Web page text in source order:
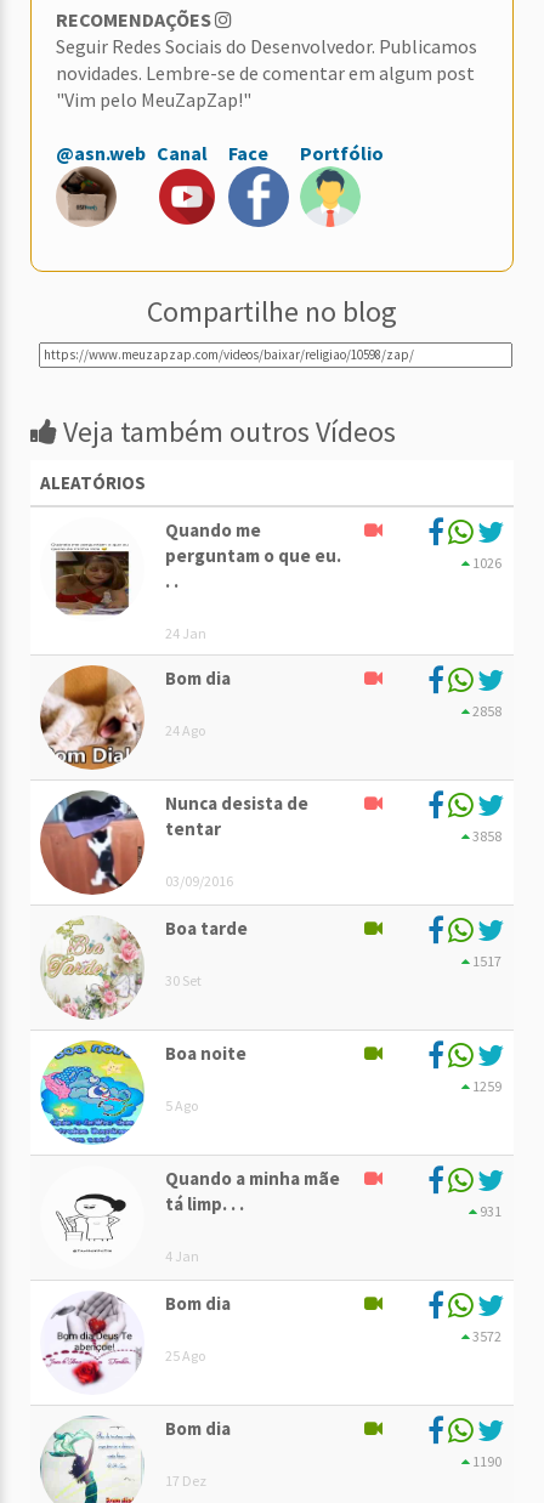
RECOMENDAÇÕES
Seguir Redes Sociais do Desenvolvedor. Publicamos
novidades. Lembre-se de comentar em algum post
"Vim pelo MeuZapZap!"
@asn.web Canal Face Portfólio
Compartilhe no blog
Veja também outros Vídeos
ALEATÓRIOS
Quando me
perguntam o que eu.
. .
24 Jan
1026
Bom dia
24 Ago
2858
Nunca desista de
tentar
03/09/2016
3858
Boa tarde
30 Set
1517
Boa noite
5 Ago
1259
Quando a minha mãe
tá limp. . .
4 Jan
931
Bom dia
25 Ago
3572
Bom dia
17 Dez
1190